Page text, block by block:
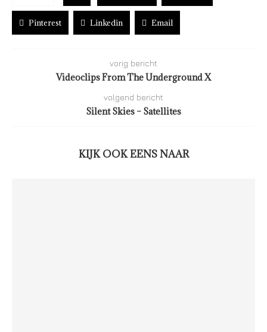
Pinterest Linkedin Email
vorig bericht
Videoclips From The Underground X
volgend bericht
Silent Skies – Satellites
KIJK OOK EENS NAAR